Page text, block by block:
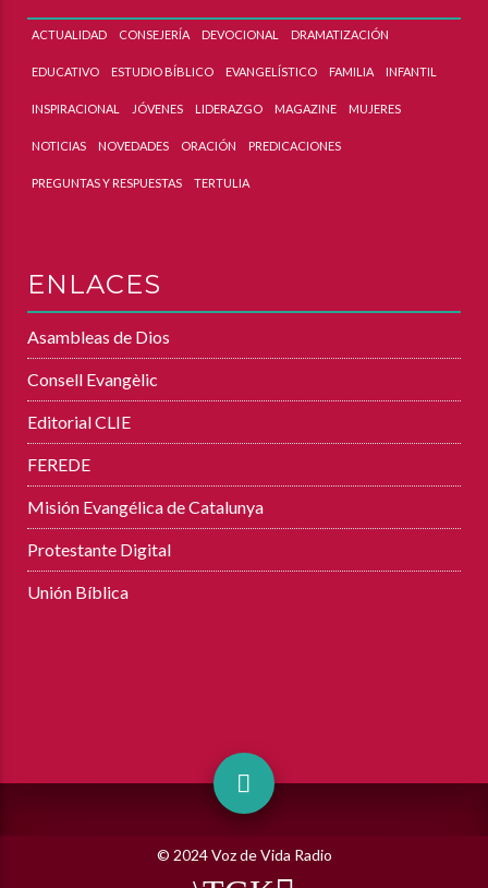
ACTUALIDAD CONSEJERÍA DEVOCIONAL DRAMATIZACIÓN
EDUCATIVO ESTUDIO BÍBLICO EVANGELÍSTICO FAMILIA INFANTIL
INSPIRACIONAL JÓVENES LIDERAZGO MAGAZINE MUJERES
NOTICIAS NOVEDADES ORACIÓN PREDICACIONES
PREGUNTAS Y RESPUESTAS TERTULIA
ENLACES
Asambleas de Dios
Consell Evangèlic
Editorial CLIE
FEREDE
Misión Evangélica de Catalunya
Protestante Digital
Unión Bíblica
© 2024 Voz de Vida Radio